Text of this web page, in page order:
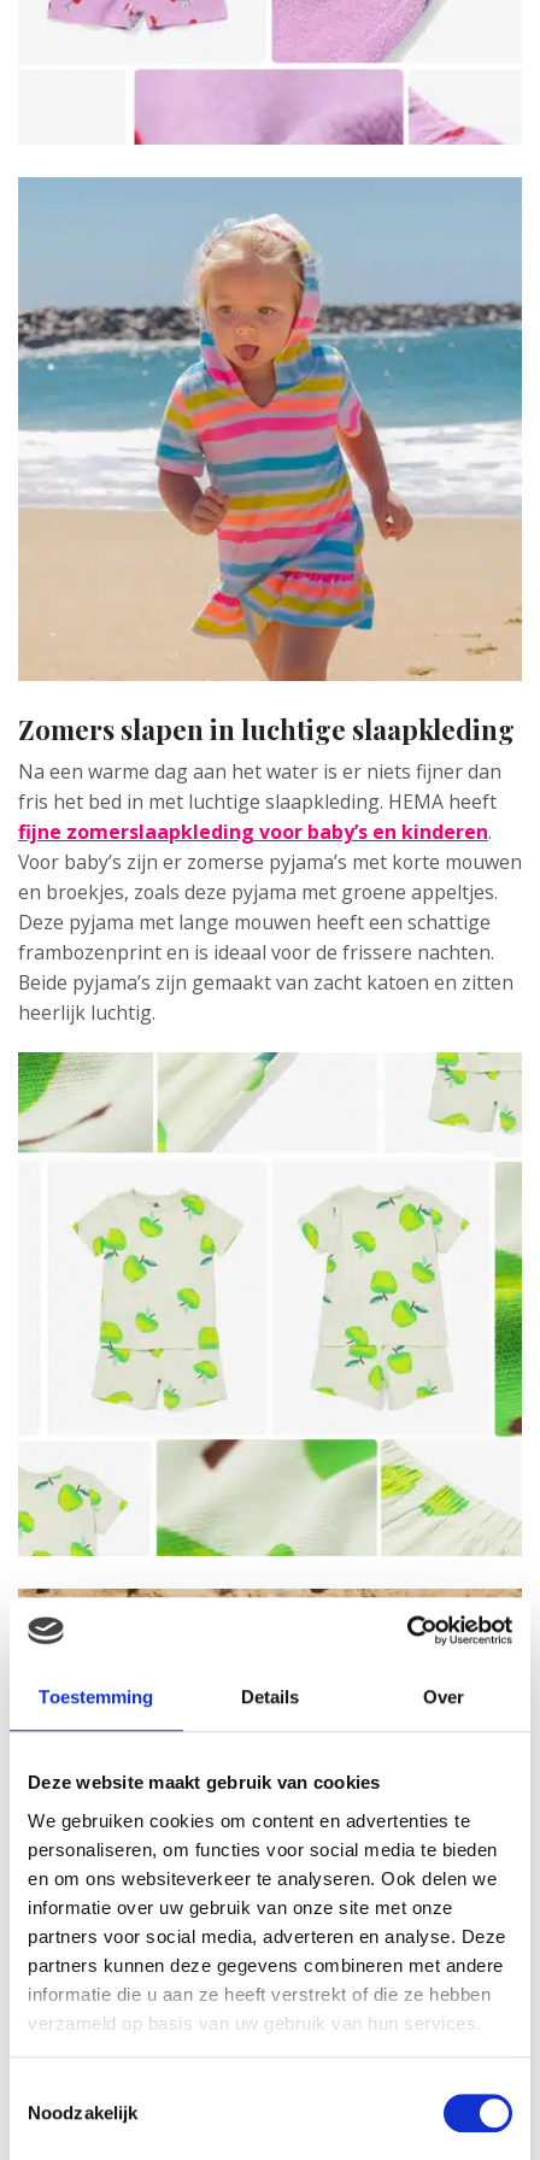
Toestemming Details Over
Deze website maakt gebruik van cookies
We gebruiken cookies om content en advertenties te
personaliseren, om functies voor social media te bieden
en om ons websiteverkeer te analyseren. Ook delen we
informatie over uw gebruik van onze site met onze
partners voor social media, adverteren en analyse. Deze
partners kunnen deze gegevens combineren met andere
informatie die u aan ze heeft verstrekt of die ze hebben
verzameld op basis van uw gebruik van hun services.
Noodzakelijk
Zomers slapen in luchtige slaapkleding
Na een warme dag aan het water is er niets fijner dan
fris het bed in met luchtige slaapkleding. HEMA heeft
fijne zomerslaapkleding voor baby’s en kinderen.
Voor baby’s zijn er zomerse pyjama’s met korte mouwen
en broekjes, zoals deze pyjama met groene appeltjes.
Deze pyjama met lange mouwen heeft een schattige
frambozenprint en is ideaal voor de frissere nachten.
Beide pyjama’s zijn gemaakt van zacht katoen en zitten
heerlijk luchtig.
Fruitige bad- en zomerkleding waar je